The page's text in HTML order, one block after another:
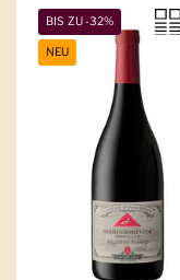
BIS ZU -32%
NEU